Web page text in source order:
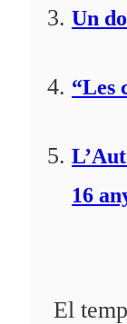
Un
“Les
16
El